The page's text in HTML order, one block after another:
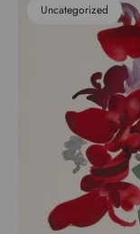
Uncategorized